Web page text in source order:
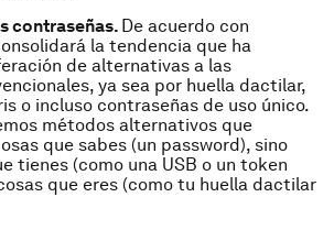
contraseñas. De acuerdo con
la tendencia que ha
de alternativas a las
ya sea por huella dactilar,
o incluso contraseñas de uso único.
métodos alternativos que
que sabes (un password), sino
tienes (como una USB o un token
que eres (como tu huella dactilar